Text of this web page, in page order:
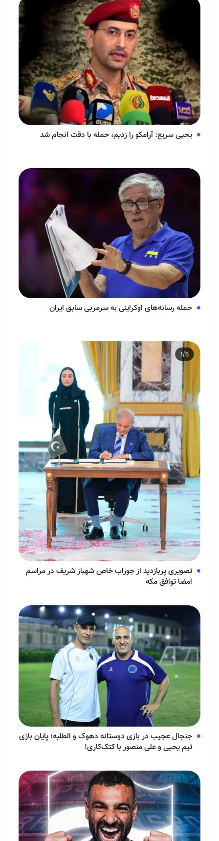
یحیی سریع: آرامکو را زدیم، حمله با دقت انجام شد
حمله رسانه‌های اوکراینی به سرمربی سابق ایران
تصویری پربازدید از جوراب‌ خاص شهباز شریف در مراسم
امضا توافق‌ مکه
جنجال عجیب در بازی دوستانه دهوک و الطلبه؛ پایان بازی
تیم یحیی و علی منصور با کتک‌کاری!